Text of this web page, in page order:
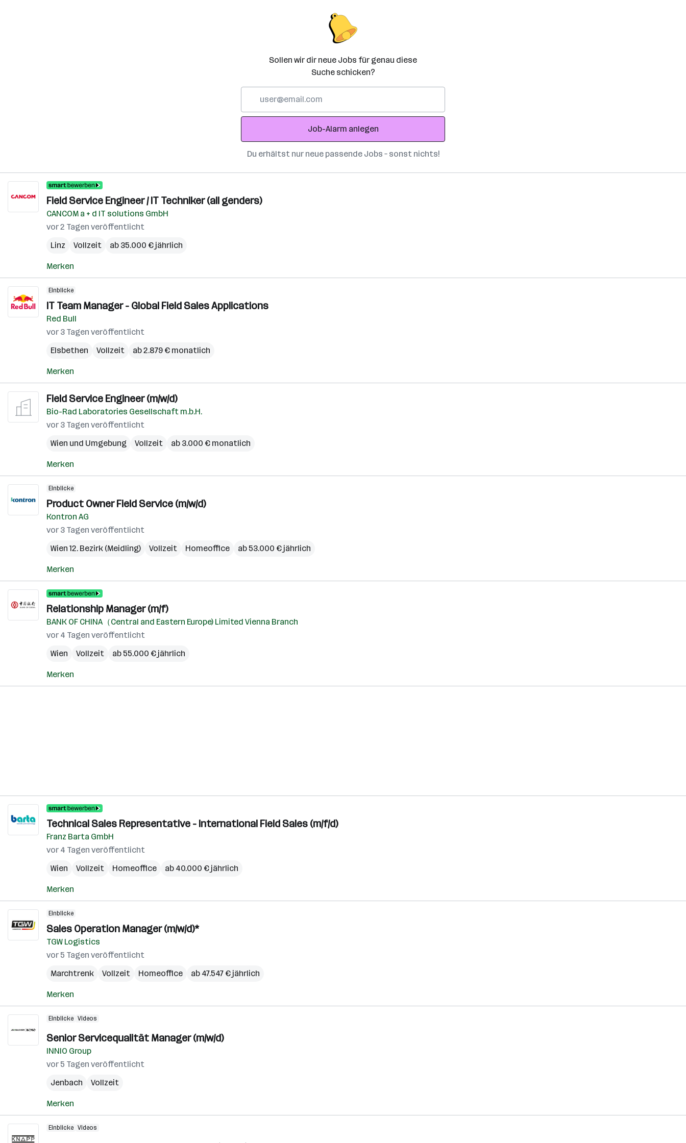
Sollen wir dir neue Jobs für genau diese
Suche schicken?
Adresse
Job-Alarm anlegen
Du erhältst nur neue passende Jobs – sonst nichts!
Field Service Engineer / IT Techniker (all genders)
CANCOM a + d IT solutions GmbH
vor 2 Tagen veröffentlicht
Linz
Vollzeit ab 35.000 € jährlich
Merken
Einblicke
IT Team Manager - Global Field Sales Applications
Red Bull
vor 3 Tagen veröffentlicht
Elsbethen
Vollzeit ab 2.879 € monatlich
Merken
Field Service Engineer (m/w/d)
Bio-Rad Laboratories Gesellschaft m.b.H.
vor 3 Tagen veröffentlicht
Wien und Umgebung
Vollzeit ab 3.000 € monatlich
Merken
Einblicke
Product Owner Field Service (m/w/d)
Kontron AG
vor 3 Tagen veröffentlicht
Wien 12. Bezirk (Meidling)
Vollzeit Homeoffice ab 53.000 € jährlich
Merken
Relationship Manager (m/f)
BANK OF CHINA（Central and Eastern Europe) Limited Vienna Branch
vor 4 Tagen veröffentlicht
Wien
Vollzeit ab 55.000 € jährlich
Merken
Technical Sales Representative - International Field Sales (m/f/d)
Franz Barta GmbH
vor 4 Tagen veröffentlicht
Wien
Vollzeit Homeoffice ab 40.000 € jährlich
Merken
Einblicke
Sales Operation Manager (m/w/d)*
TGW Logistics
vor 5 Tagen veröffentlicht
Marchtrenk
Vollzeit Homeoffice ab 47.547 € jährlich
Merken
Einblicke Videos
Senior Servicequalität Manager (m/w/d)
INNIO Group
vor 5 Tagen veröffentlicht
Jenbach
Vollzeit
Merken
Einblicke Videos